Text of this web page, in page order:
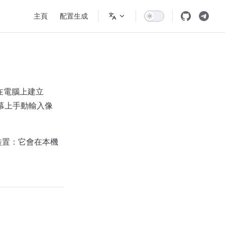
主頁 配置生成
電腦上建立
上手動輸入像
：它會在本機